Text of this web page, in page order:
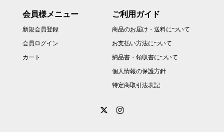
会員様メニュー
新規会員登録
会員ログイン
カート
ご利用ガイド
商品のお届け・送料について
お支払い方法について
納品書・領収書について
個人情報の保護方針
特定商取引法表記